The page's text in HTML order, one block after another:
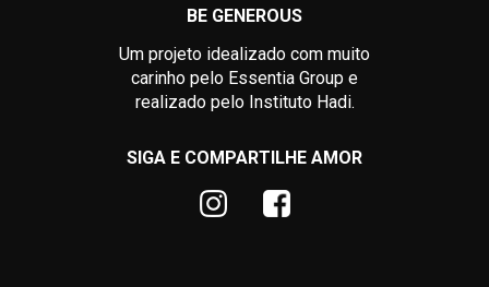
BE GENEROUS
Um projeto idealizado com muito
carinho pelo Essentia Group e
realizado pelo Instituto Hadi.
SIGA E COMPARTILHE AMOR